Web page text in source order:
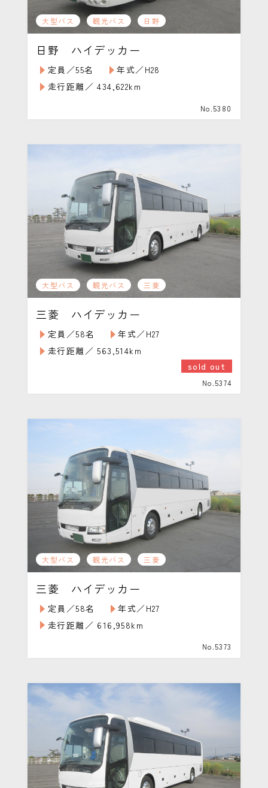
大型バス 観光バス 日野
日野 ハイデッカー
定員／55名
年式／H28
走行距離／ 434,622km
No.5380
大型バス 観光バス 三菱
三菱 ハイデッカー
定員／58名
年式／H27
走行距離／ 563,514km
sold out
No.5374
大型バス 観光バス 三菱
三菱 ハイデッカー
定員／58名
年式／H27
走行距離／ 616,958km
No.5373